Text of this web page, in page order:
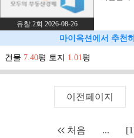
유찰 2회 2026-08-26
마이옥션에서 추천
건물 7.40평 토지 1.01평
이전페이지
처음 ...